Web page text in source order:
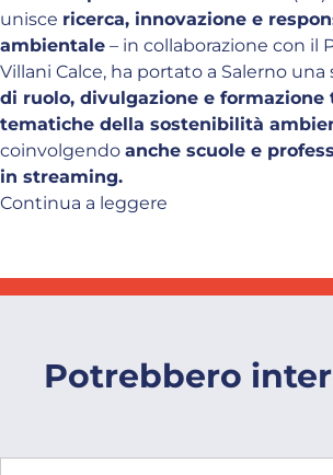
unisce ricerca, innovazione e
ambientale – in collaborazione con il
Villani Calce, ha portato a Salerno una
di ruolo, divulgazione e formazione
tematiche della sostenibilità
coinvolgendo anche scuole e
in streaming.
Continua a leggere
Potrebbero